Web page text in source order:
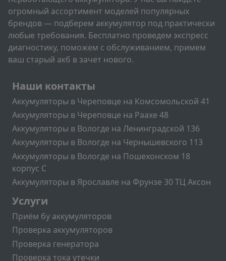
огромный ассортимент моделей популярных
брендов — подберем аккумулятор под практически
любые требования. Бесплатно проведем экспресс
диагностику, поможем с обслуживанием, примем
ваш старый акб в зачет нового.
Наши контакты
Аккумуляторы в Череповце на Комсомольской 41
Аккумуляторы в Череповце на Раахе 48
Аккумуляторы в Вологде на Ленинградской 136
Аккумуляторы в Вологде на Чернышевского 113
Аккумуляторы в Вологде на Пошехонском 18
корпус C
Аккумуляторы в Ярославле на Фрунзе 30 ТЦ Аксон
Подвал2
Услуги
Приём бу аккумуляторов
Проверка аккумуляторов
Проверка генератора
Проверка тока утечки